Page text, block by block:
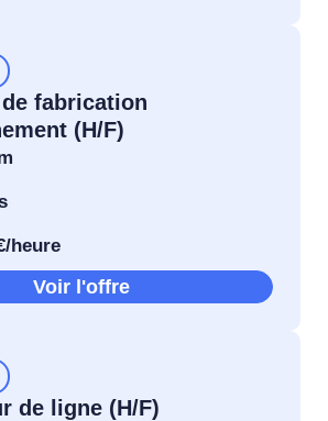
fabrication
(H/F)
heure
Voir l'offre
de ligne (H/F)